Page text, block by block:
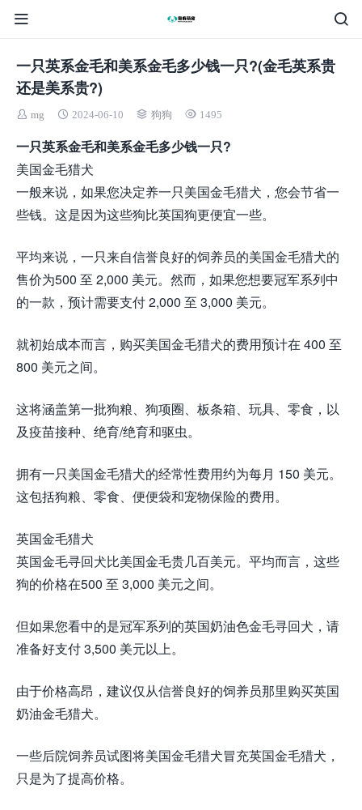
一只英系金毛和美系金毛多少钱一只?(金毛英系贵
还是美系贵?)
mg 2024-06-10 狗狗 1495
一只英系金毛和美系金毛多少钱一只?
美国金毛猎犬
一般来说，如果您决定养一只美国金毛猎犬，您会节省一
些钱。这是因为这些狗比英国狗更便宜一些。
平均来说，一只来自信誉良好的饲养员的美国金毛猎犬的
售价为500 至 2,000 美元。然而，如果您想要冠军系列中
的一款，预计需要支付 2,000 至 3,000 美元。
就初始成本而言，购买美国金毛猎犬的费用预计在 400 至
800 美元之间。
这将涵盖第一批狗粮、狗项圈、板条箱、玩具、零食，以
及疫苗接种、绝育/绝育和驱虫。
拥有一只美国金毛猎犬的经常性费用约为每月 150 美元。
这包括狗粮、零食、便便袋和宠物保险的费用。
英国金毛猎犬
英国金毛寻回犬比美国金毛贵几百美元。平均而言，这些
狗的价格在500 至 3,000 美元之间。
但如果您看中的是冠军系列的英国奶油色金毛寻回犬，请
准备好支付 3,500 美元以上。
由于价格高昂，建议仅从信誉良好的饲养员那里购买英国
奶油金毛猎犬。
一些后院饲养员试图将美国金毛猎犬冒充英国金毛猎犬，
只是为了提高价格。